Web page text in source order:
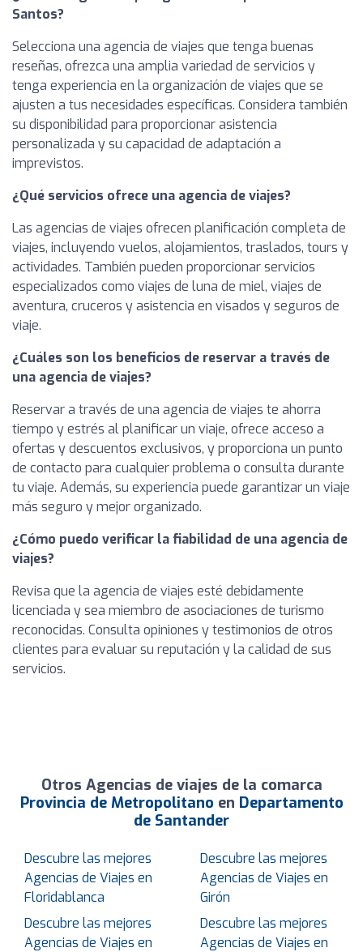
Santos?
Selecciona una agencia de viajes que tenga buenas
reseñas, ofrezca una amplia variedad de servicios y
tenga experiencia en la organización de viajes que se
ajusten a tus necesidades específicas. Considera también
su disponibilidad para proporcionar asistencia
personalizada y su capacidad de adaptación a
imprevistos.
¿Qué servicios ofrece una agencia de viajes?
Las agencias de viajes ofrecen planificación completa de
viajes, incluyendo vuelos, alojamientos, traslados, tours y
actividades. También pueden proporcionar servicios
especializados como viajes de luna de miel, viajes de
aventura, cruceros y asistencia en visados y seguros de
viaje.
¿Cuáles son los beneficios de reservar a través de
una agencia de viajes?
Reservar a través de una agencia de viajes te ahorra
tiempo y estrés al planificar un viaje, ofrece acceso a
ofertas y descuentos exclusivos, y proporciona un punto
de contacto para cualquier problema o consulta durante
tu viaje. Además, su experiencia puede garantizar un viaje
más seguro y mejor organizado.
¿Cómo puedo verificar la fiabilidad de una agencia de
viajes?
Revisa que la agencia de viajes esté debidamente
licenciada y sea miembro de asociaciones de turismo
reconocidas. Consulta opiniones y testimonios de otros
clientes para evaluar su reputación y la calidad de sus
servicios.
Otros Agencias de viajes de la comarca
Provincia de Metropolitano en Departamento
de Santander
Descubre las mejores
Agencias de Viajes en
Floridablanca
Descubre las mejores
Agencias de Viajes en
Girón
Descubre las mejores
Agencias de Viajes en
Descubre las mejores
Agencias de Viajes en